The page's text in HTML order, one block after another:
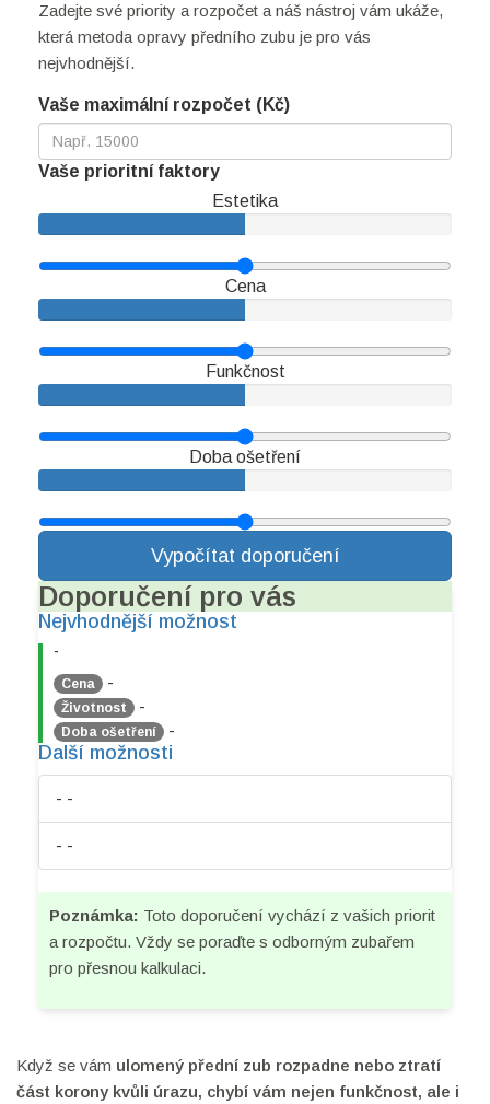
Zadejte své priority a rozpočet a náš nástroj vám ukáže,
která metoda opravy předního zubu je pro vás
nejvhodnější.
Vaše maximální rozpočet (Kč)
Vaše prioritní faktory
Estetika
Cena
Funkčnost
Doba ošetření
Vypočítat doporučení
Doporučení pro vás
Nejvhodnější možnost
-
Cena -
Životnost -
Doba ošetření -
Další možnosti
- -
- -
Poznámka: Toto doporučení vychází z vašich priorit
a rozpočtu. Vždy se poraďte s odborným zubařem
pro přesnou kalkulaci.
Když se vám ulomený přední zub rozpadne nebo ztratí
část korony kvůli úrazu, chybí vám nejen funkčnost, ale i